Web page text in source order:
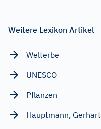
Weitere Lexikon Artikel
Welterbe
UNESCO
Pflanzen
Hauptmann, Gerhart